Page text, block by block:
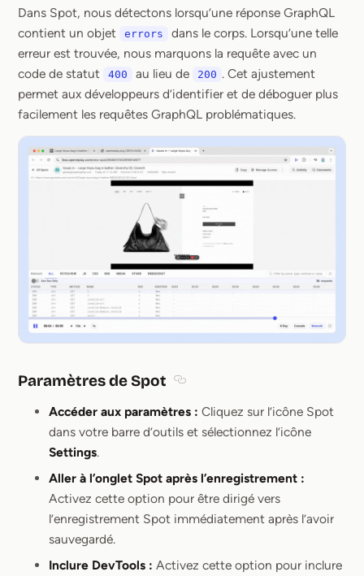
Dans Spot, nous détectons lorsqu’une réponse GraphQL
contient un objet
errors
dans le corps. Lorsqu’une telle
erreur est trouvée, nous marquons la requête avec un
code de statut
400 au lieu de 200 . Cet ajustement
permet aux développeurs d’identifier et de déboguer plus
facilement les requêtes GraphQL problématiques.
Paramètres de Spot
Accéder aux paramètres : Cliquez sur l’icône Spot
dans votre barre d’outils et sélectionnez l’icône
Settings.
Aller à l’onglet Spot après l’enregistrement :
Activez cette option pour être dirigé vers
l’enregistrement Spot immédiatement après l’avoir
sauvegardé.
Inclure DevTools : Activez cette option pour inclure